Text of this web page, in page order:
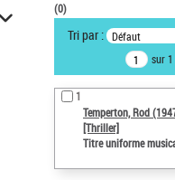
VOTRE RECHERCHE
Recherche avancée
notices d’autorité
Œuvres liées à l'auteur :
Temperton, Rod
Auteur d’œuvre
(0)
Tri par : Défaut
sur 1
1
Temperton, Rod
[Thriller]
Titre uniforme